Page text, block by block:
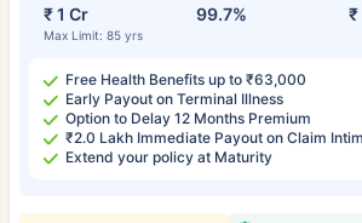
₹ 1 Cr
Max Limit: 85 yrs
99.7%
Free Health Benefits up to ₹63,000
Early Payout on Terminal Illness
Option to Delay 12 Months Premium
₹2.0 Lakh Immediate Payout on Claim
Extend your policy at Maturity